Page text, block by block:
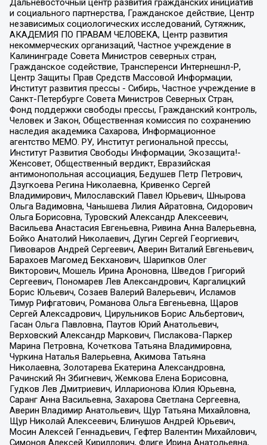
Дальневосточный центр развития гражданских инициатив
и социального партнерства, Гражданское действие, Центр
независимых социологических исследований, Сутяжник,
АКАДЕМИЯ ПО ПРАВАМ ЧЕЛОВЕКА, Центр развития
некоммерческих организаций, Частное учреждение в
Калининграде Совета Министров северных стран,
Гражданское содействие, Трансперенси Интернешнл-Р,
Центр Защиты Прав Средств Массовой Информации,
Институт развития прессы - Сибирь, Частное учреждение в
Санкт-Петербурге Совета Министров Северных Стран,
Фонд поддержки свободы прессы, Гражданский контроль,
Человек и Закон, Общественная комиссия по сохранению
наследия академика Сахарова, Информационное
агентство МЕМО. РУ, Институт региональной прессы,
Институт Развития Свободы Информации, Экозащита!-
Женсовет, Общественный вердикт, Евразийская
антимонопольная ассоциация, Бедушев Петр Петрович,
Дзугкоева Регина Николаевна, Кривенко Сергей
Владимирович, Милославский Павел Юрьевич, Шнырова
Ольга Вадимовна, Чанышева Лилия Айратовна, Сидорович
Ольга Борисовна, Туровский Александр Алексеевич,
Васильева Анастасия Евгеньевна, Ривина Анна Валерьевна,
Бойко Анатолий Николаевич, Дугин Сергей Георгиевич,
Пивоваров Андрей Сергеевич, Аверин Виталий Евгеньевич,
Барахоев Магомед Бекханович, Шарипков Олег
Викторович, Мошель Ирина Ароновна, Шведов Григорий
Сергеевич, Пономарев Лев Александрович, Каргалицкий
Борис Юльевич, Созаев Валерий Валерьевич, Исламов
Тимур Рифгатович, Романова Ольга Евгеньевна, Щаров
Сергей Алексадрович, Цирульников Борис Альбертович,
Гасан Ольга Павловна, Паутов Юрий Анатольевич,
Верховский Александр Маркович, Пислакова-Паркер
Марина Петровна, Кочеткова Татьяна Владимировна,
Чуркина Наталья Валерьевна, Акимова Татьяна
Николаевна, Золотарева Екатерина Александровна,
Рачинский Ян Збигневич, Жемкова Елена Борисовна,
Гудков Лев Дмитриевич, Илларионова Юлия Юрьевна,
Саранг Анна Васильевна, Захарова Светлана Сергеевна,
Аверин Владимир Анатольевич, Щур Татьяна Михайловна,
Щур Николай Алексеевич, Блинушов Андрей Юрьевич,
Мосин Алексей Геннадьевич, Гефтер Валентин Михайлович,
Симонов Алексей Кириллович, Флиге Ирина Анатольевна,